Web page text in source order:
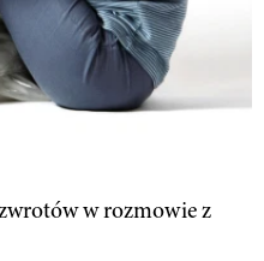
w rozmowie z